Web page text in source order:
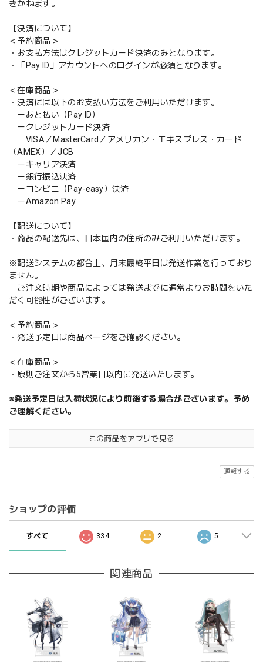
きかねます。
【決済について】
＜予約商品＞
・お支払方法はクレジットカード決済のみとなります。
・「Pay ID」アカウントへのログインが必須となります。
＜在庫商品＞
・決済には以下のお支払い方法をご利用いただけます。
ーあと払い（Pay ID）
ークレジットカード決済
VISA／MasterCard／アメリカン・エキスプレス・カード
（AMEX）／JCB
ーキャリア決済
ー銀行振込決済
ーコンビニ（Pay-easy）決済
ーAmazon Pay
【配送について】
・商品の配送先は、日本国内の住所のみご利用いただけます。
※配送システムの都合上、月末最終平日は発送作業を行っており
ません。
ご注文時期や商品によっては発送までに通常よりお時間をいた
だく可能性がございます。
＜予約商品＞
・発送予定日は商品ページをご確認ください。
＜在庫商品＞
・原則ご注文から5営業日以内に発送いたします。
※発送予定日は入荷状況により前後する場合がございます。予め
ご理解ください。
この商品をアプリで見る
通報する
ショップの評価
すべて 334 2 5
関連商品